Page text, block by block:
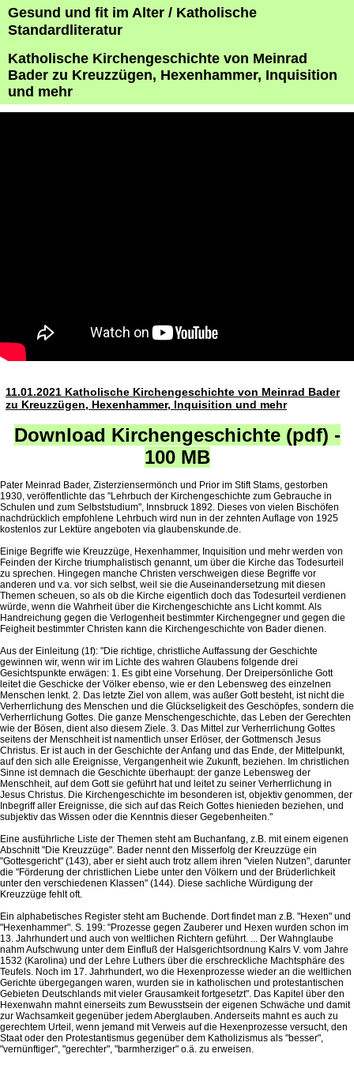
Gesund und fit im Alter / Katholische
Standardliteratur
Katholische Kirchengeschichte von Meinrad
Bader zu Kreuzzügen, Hexenhammer, Inquisition
und mehr
11.01.2021 Katholische Kirchengeschichte von Meinrad Bader
zu Kreuzzügen, Hexenhammer, Inquisition und mehr
Download Kirchengeschichte (pdf) -
100 MB
Pater Meinrad Bader, Zisterziensermönch und Prior im Stift Stams, gestorben
1930, veröffentlichte das "Lehrbuch der Kirchengeschichte zum Gebrauche in
Schulen und zum Selbststudium", Innsbruck 1892. Dieses von vielen Bischöfen
nachdrücklich empfohlene Lehrbuch wird nun in der zehnten Auflage von 1925
kostenlos zur Lektüre angeboten via glaubenskunde.de.
Einige Begriffe wie Kreuzzüge, Hexenhammer, Inquisition und mehr werden von
Feinden der Kirche triumphalistisch genannt, um über die Kirche das Todesurteil
zu sprechen. Hingegen manche Christen verschweigen diese Begriffe vor
anderen und v.a. vor sich selbst, weil sie die Auseinandersetzung mit diesen
Themen scheuen, so als ob die Kirche eigentlich doch das Todesurteil verdienen
würde, wenn die Wahrheit über die Kirchengeschichte ans Licht kommt. Als
Handreichung gegen die Verlogenheit bestimmter Kirchengegner und gegen die
Feigheit bestimmter Christen kann die Kirchengeschichte von Bader dienen.
Aus der Einleitung (1f): "Die richtige, christliche Auffassung der Geschichte
gewinnen wir, wenn wir im Lichte des wahren Glaubens folgende drei
Gesichtspunkte erwägen: 1. Es gibt eine Vorsehung. Der Dreipersönliche Gott
leitet die Geschicke der Völker ebenso, wie er den Lebensweg des einzelnen
Menschen lenkt. 2. Das letzte Ziel von allem, was außer Gott besteht, ist nicht die
Verherrlichung des Menschen und die Glückseligkeit des Geschöpfes, sondern die
Verherrlichung Gottes. Die ganze Menschengeschichte, das Leben der Gerechten
wie der Bösen, dient also diesem Ziele. 3. Das Mittel zur Verherrlichung Gottes
seitens der Menschheit ist namentlich unser Erlöser, der Gottmensch Jesus
Christus. Er ist auch in der Geschichte der Anfang und das Ende, der Mittelpunkt,
auf den sich alle Ereignisse, Vergangenheit wie Zukunft, beziehen. Im christlichen
Sinne ist demnach die Geschichte überhaupt: der ganze Lebensweg der
Menschheit, auf dem Gott sie geführt hat und leitet zu seiner Verherrlichung in
Jesus Christus. Die Kirchengeschichte im besonderen ist, objektiv genommen, der
Inbegriff aller Ereignisse, die sich auf das Reich Gottes hienieden beziehen, und
subjektiv das Wissen oder die Kenntnis dieser Gegebenheiten."
Eine ausführliche Liste der Themen steht am Buchanfang, z.B. mit einem eigenen
Abschnitt "Die Kreuzzüge". Bader nennt den Misserfolg der Kreuzzüge ein
"Gottesgericht" (143), aber er sieht auch trotz allem ihren "vielen Nutzen", darunter
die "Förderung der christlichen Liebe unter den Völkern und der Brüderlichkeit
unter den verschiedenen Klassen" (144). Diese sachliche Würdigung der
Kreuzzüge fehlt oft.
Ein alphabetisches Register steht am Buchende. Dort findet man z.B. "Hexen" und
"Hexenhammer". S. 199: "Prozesse gegen Zauberer und Hexen wurden schon im
13. Jahrhundert und auch von weltlichen Richtern geführt. ... Der Wahnglaube
nahm Aufschwung unter dem Einfluß der Halsgerichtsordnung Kalrs V. vom Jahre
1532 (Karolina) und der Lehre Luthers über die erschreckliche Machtsphäre des
Teufels. Noch im 17. Jahrhundert, wo die Hexenprozesse wieder an die weltlichen
Gerichte übergegangen waren, wurden sie in katholischen und protestantischen
Gebieten Deutschlands mit vieler Grausamkeit fortgesetzt". Das Kapitel über den
Hexenwahn mahnt einerseits zum Bewusstsein der eigenen Schwäche und damit
zur Wachsamkeit gegenüber jedem Aberglauben. Anderseits mahnt es auch zu
gerechtem Urteil, wenn jemand mit Verweis auf die Hexenprozesse versucht, den
Staat oder den Protestantismus gegenüber dem Katholizismus als "besser",
"vernünftiger", "gerechter", "barmherziger" o.ä. zu erweisen.